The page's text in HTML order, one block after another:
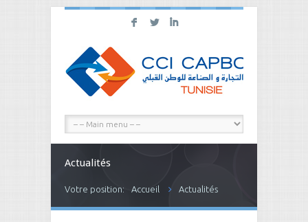
F L I
Actualités
Votre position: Accueil Actualités